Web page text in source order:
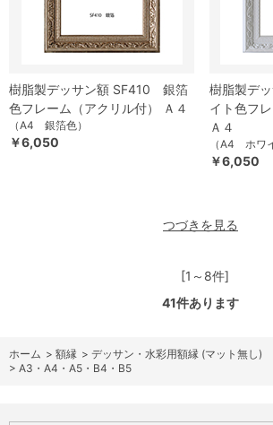
樹脂製デッサン額 SF410 銀箔
色フレーム（アクリル付） Ａ４
（A4 銀箔色）
￥6,050
樹脂製デ
イト色フ
Ａ４
（A4 ホワ
￥6,050
つづきを見る
[1～8件]
41件あります
ホーム > 額縁 > デッサン・水彩用額縁 (マット無し)
> A3・A4・A5・B4・B5